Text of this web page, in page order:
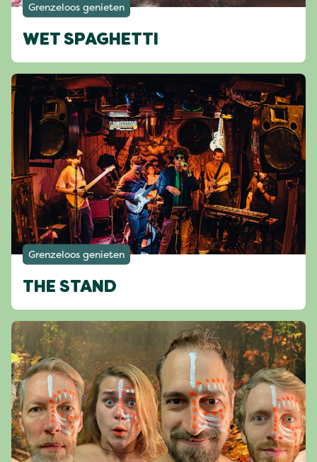
Grenzeloos genieten
WET SPAGHETTI
Grenzeloos genieten
THE STAND